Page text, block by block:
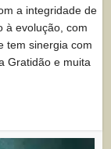
a integridade de
à evolução, com
tem sinergia com
Gratidão e muita